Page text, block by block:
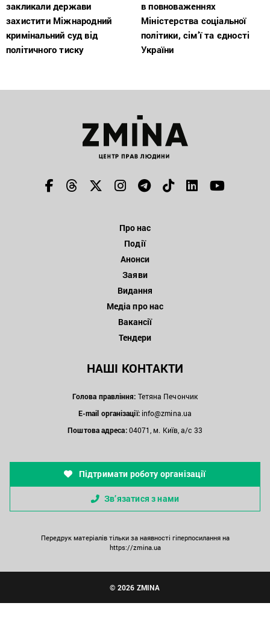
закликали держави
захистити Міжнародний
кримінальний суд від
політичного тиску
в повноваженнях
Міністерства соціальної
політики, сім’ї та єдності
України
Про нас
Події
Анонси
Заяви
Видання
Медіа про нас
Вакансії
Тендери
НАШІ КОНТАКТИ
Голова правління: Тетяна Печончик
E-mail організації: info@zmina.ua
Поштова адреса:04071, м. Київ, а/с 33
Підтримати роботу організації
Зв’язатися з нами
Передрук матеріалів тільки за наявності гіперпосилання на
https://zmina.ua
© 2026 ZMINA